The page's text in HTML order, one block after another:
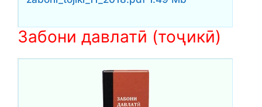
Забони давлатӣ (тоҷикӣ)